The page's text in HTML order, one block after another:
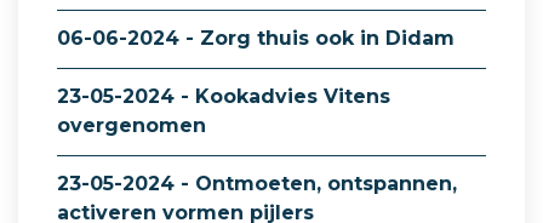
06-06-2024 - Zorg thuis ook in Didam
23-05-2024 - Kookadvies Vitens
overgenomen
23-05-2024 - Ontmoeten, ontspannen,
activeren vormen pijlers